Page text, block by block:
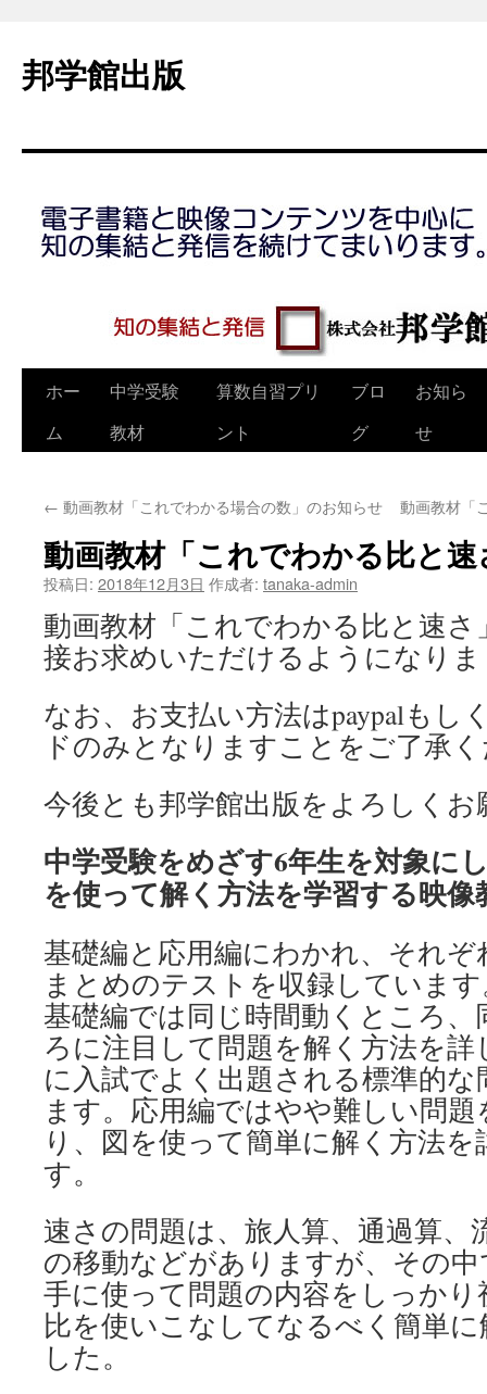
テ
ン
ス
邦学館出版
ホー
ム
中学受験
教材
算数自習プリ
ント
ブロ
グ
お知ら
せ
← 動画教材「これでわかる場合の数」のお知らせ 動画教材「
動画教材「これでわかる比と
投稿日: 2018年12月3日 作成者: tanaka-admin
動画教材「これでわかる比と速
接お求めいただけるようになり
なお、お支払い方法はpaypalもし
ドのみとなりますことをご了承
今後とも邦学館出版をよろしく
中学受験をめざす6年生を対象に
を使って解く方法を学習する映像
基礎編と応用編にわかれ、それぞ
まとめのテストを収録していま
基礎編では同じ時間動くところ
ろに注目して問題を解く方法を
に入試でよく出題される標準的
ます。応用編ではやや難しい問
り、図を使って簡単に解く方法
す。
速さの問題は、旅人算、通過算、
の移動などがありますが、その
手に使って問題の内容をしっか
比を使いこなしてなるべく簡単
した。